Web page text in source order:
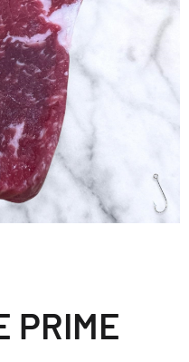
PRIME